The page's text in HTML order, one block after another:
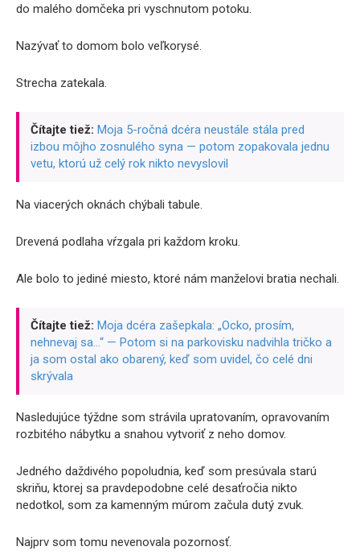
do malého domčeka pri vyschnutom potoku.
Nazývať to domom bolo veľkorysé.
Strecha zatekala.
Čítajte tiež: Moja 5-ročná dcéra neustále stála pred
izbou môjho zosnulého syna — potom zopakovala jednu
vetu, ktorú už celý rok nikto nevyslovil
Na viacerých oknách chýbali tabule.
Drevená podlaha vŕzgala pri každom kroku.
Ale bolo to jediné miesto, ktoré nám manželovi bratia nechali.
Čítajte tiež: Moja dcéra zašepkala: „Ocko, prosím,
nehnevaj sa…“ — Potom si na parkovisku nadvihla tričko a
ja som ostal ako obarený, keď som uvidel, čo celé dni
skrývala
Nasledujúce týždne som strávila upratovaním, opravovaním
rozbitého nábytku a snahou vytvoriť z neho domov.
Jedného daždivého popoludnia, keď som presúvala starú
skriňu, ktorej sa pravdepodobne celé desaťročia nikto
nedotkol, som za kamenným múrom začula dutý zvuk.
Najprv som tomu nevenovala pozornosť.